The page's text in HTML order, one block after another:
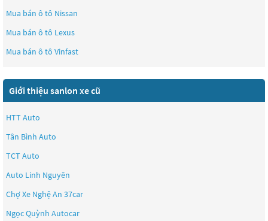
Mua bán ô tô Nissan
Mua bán ô tô Lexus
Mua bán ô tô Vinfast
Giới thiệu sanlon xe cũ
HTT Auto
Tân Bình Auto
TCT Auto
Auto Linh Nguyên
Chợ Xe Nghệ An 37car
Ngọc Quỳnh Autocar